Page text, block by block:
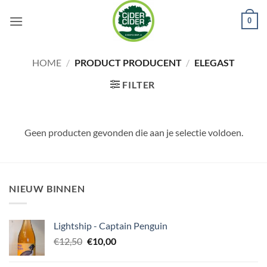
naar
0
HOME / PRODUCT PRODUCENT / ELEGAST
FILTER
Geen producten gevonden die aan je selectie voldoen.
NIEUW BINNEN
Lightship - Captain Penguin
€12,50 Oorspronkelijke
€10,00Huidige